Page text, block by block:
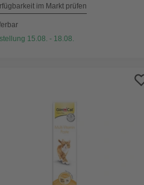
im Markt prüfen
15.08. - 18.08.